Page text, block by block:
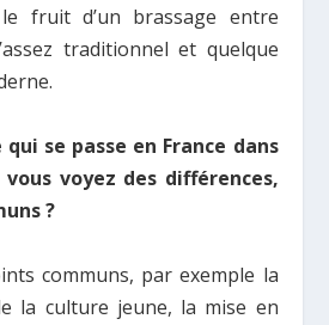
fruit d’un brassage entre
traditionnel et quelque
se passe en France dans
vous voyez des différences,
?
communs, par exemple la
la culture jeune, la mise en